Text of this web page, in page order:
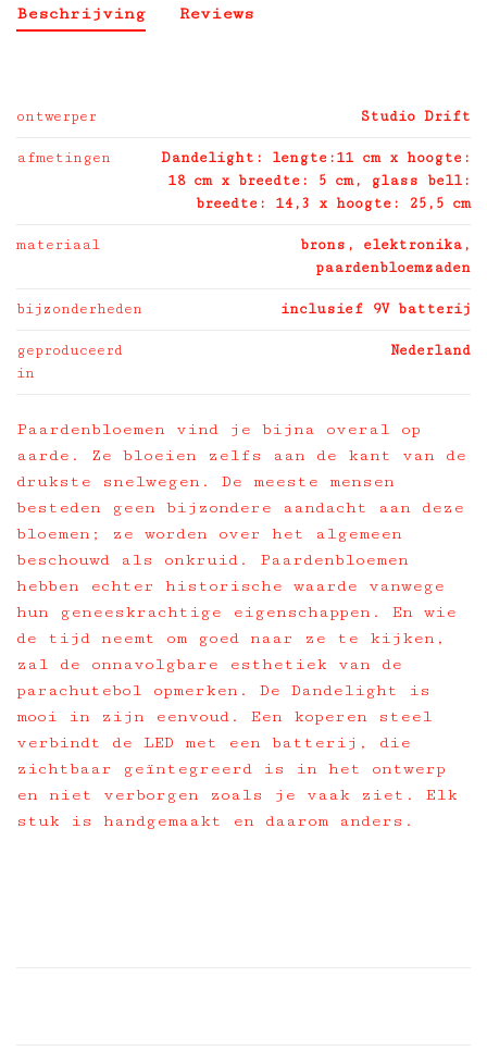
Beschrijving Reviews
ontwerper Studio Drift
afmetingen
Dandelight: lengte:11 cm x hoogte:
18 cm x breedte: 5 cm, glass bell:
breedte: 14,3 x hoogte: 25,5 cm
materiaal
brons, elektronika,
paardenbloemzaden
bijzonderheden inclusief 9V batterij
geproduceerd
in
Nederland
Paardenbloemen vind je bijna overal op
aarde. Ze bloeien zelfs aan de kant van de
drukste snelwegen. De meeste mensen
besteden geen bijzondere aandacht aan deze
bloemen; ze worden over het algemeen
beschouwd als onkruid. Paardenbloemen
hebben echter historische waarde vanwege
hun geneeskrachtige eigenschappen. En wie
de tijd neemt om goed naar ze te kijken,
zal de onnavolgbare esthetiek van de
parachutebol opmerken. De Dandelight is
mooi in zijn eenvoud. Een koperen steel
verbindt de LED met een batterij, die
zichtbaar geïntegreerd is in het ontwerp
en niet verborgen zoals je vaak ziet. Elk
stuk is handgemaakt en daarom anders.